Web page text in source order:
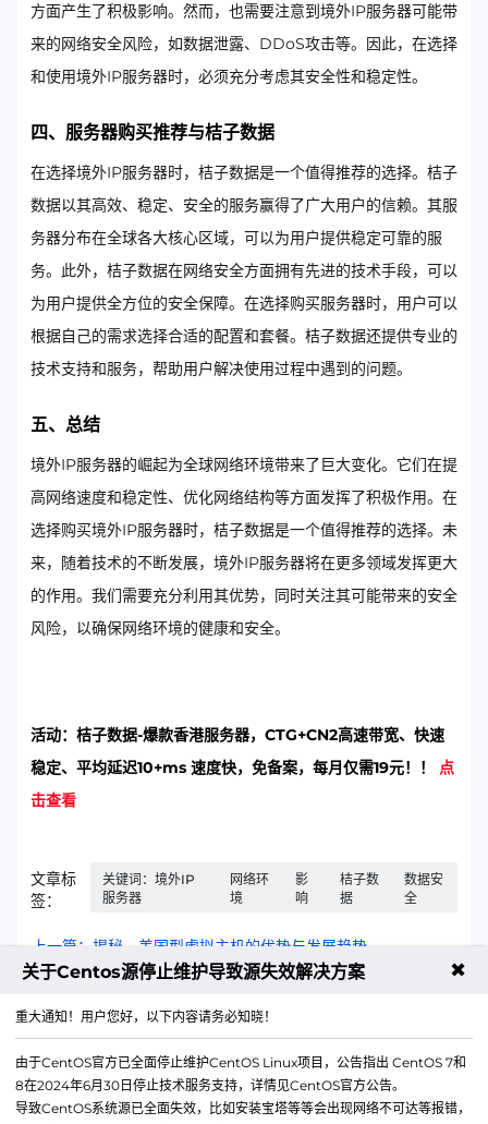
方面产生了积极影响。然而，也需要注意到境外IP服务器可能带
来的网络安全风险，如数据泄露、DDoS攻击等。因此，在选择
和使用境外IP服务器时，必须充分考虑其安全性和稳定性。
四、服务器购买推荐与桔子数据
在选择境外IP服务器时，桔子数据是一个值得推荐的选择。桔子
数据以其高效、稳定、安全的服务赢得了广大用户的信赖。其服
务器分布在全球各大核心区域，可以为用户提供稳定可靠的服
务。此外，桔子数据在网络安全方面拥有先进的技术手段，可以
为用户提供全方位的安全保障。在选择购买服务器时，用户可以
根据自己的需求选择合适的配置和套餐。桔子数据还提供专业的
技术支持和服务，帮助用户解决使用过程中遇到的问题。
五、总结
境外IP服务器的崛起为全球网络环境带来了巨大变化。它们在提
高网络速度和稳定性、优化网络结构等方面发挥了积极作用。在
选择购买境外IP服务器时，桔子数据是一个值得推荐的选择。未
来，随着技术的不断发展，境外IP服务器将在更多领域发挥更大
的作用。我们需要充分利用其优势，同时关注其可能带来的安全
风险，以确保网络环境的健康和安全。
活动：桔子数据-爆款香港服务器，CTG+CN2高速带宽、快速
稳定、平均延迟10+ms 速度快，免备案，每月仅需19元！！ 点
击查看
文章标
签：
关键词：境外IP
服务器
网络环
境
影
响
桔子数
据
数据安
全
上一篇：揭秘，美国型虚拟主机的优势与发展趋势
关于Centos源停止维护导致源失效解决方案 ✖
重大通知！用户您好，以下内容请务必知晓！
由于CentOS官方已全面停止维护CentOS Linux项目，公告指出 CentOS 7和
8在2024年6月30日停止技术服务支持，详情见CentOS官方公告。
导致CentOS系统源已全面失效，比如安装宝塔等等会出现网络不可达等报错，